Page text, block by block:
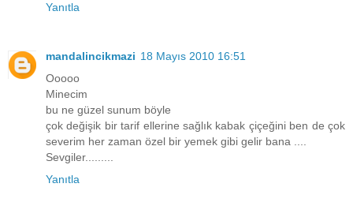
Yanıtla
mandalincikmazi 18 Mayıs 2010 16:51
Ooooo
Minecim
bu ne güzel sunum böyle
çok değişik bir tarif ellerine sağlık kabak çiçeğini ben de çok
severim her zaman özel bir yemek gibi gelir bana ....
Sevgiler.........
Yanıtla